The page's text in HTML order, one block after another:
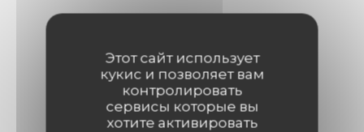
Этот сайт использует
кукис и позволяет вам
контролировать
сервисы которые вы
хотите активировать